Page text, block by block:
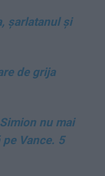
șarlatanul și
de grija
nu mai
Vance. 5